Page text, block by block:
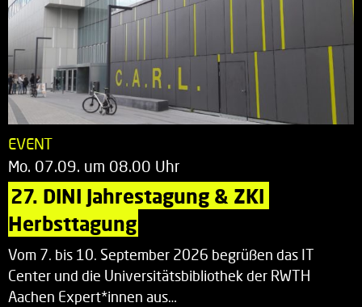
EVENT
Mo. 07.09. um 08.00 Uhr
27. DINI Jahrestagung & ZKI
Herbsttagung
Vom 7. bis 10. September 2026 begrüßen das IT
Center und die Universitätsbibliothek der RWTH
Aachen Expert*innen aus…